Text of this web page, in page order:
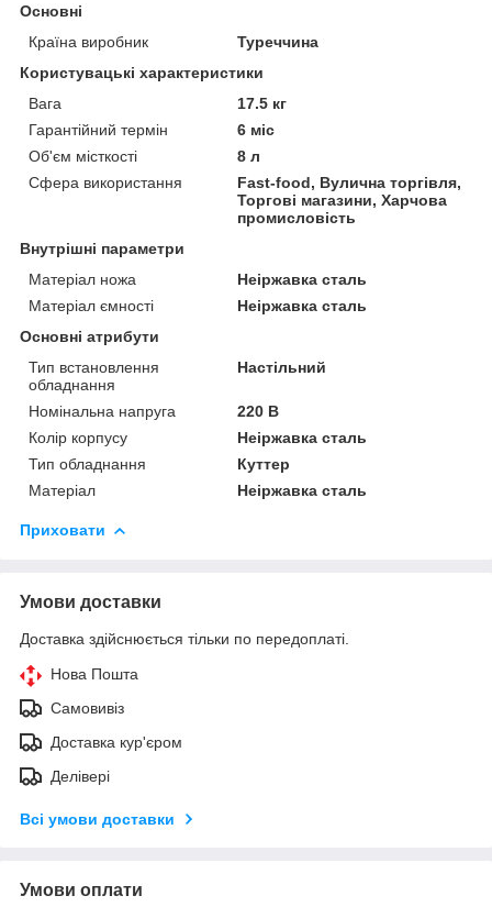
Основні
Країна виробник
Туреччина
Користувацькі характеристики
Вага
17.5 кг
Гарантійний термін
6 міс
Об'єм місткості
8 л
Сфера використання
Fast-food, Вулична торгівля,
Торгові магазини, Харчова
промисловість
Внутрішні параметри
Матеріал ножа
Неіржавка сталь
Матеріал ємності
Неіржавка сталь
Основні атрибути
Тип встановлення
обладнання
Настільний
Номінальна напруга
220 В
Колір корпусу
Неіржавка сталь
Тип обладнання
Куттер
Матеріал
Неіржавка сталь
Приховати
Умови доставки
Доставка здійснюється тільки по передоплаті.
Нова Пошта
Самовивіз
Доставка кур'єром
Делівері
Всі умови доставки
Умови оплати